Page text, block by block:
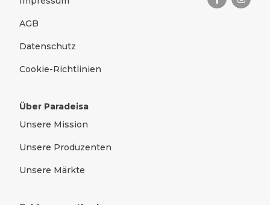
AGB
Datenschutz
Cookie-Richtlinien
Über Paradeisa
Unsere Mission
Unsere Produzenten
Unsere Märkte